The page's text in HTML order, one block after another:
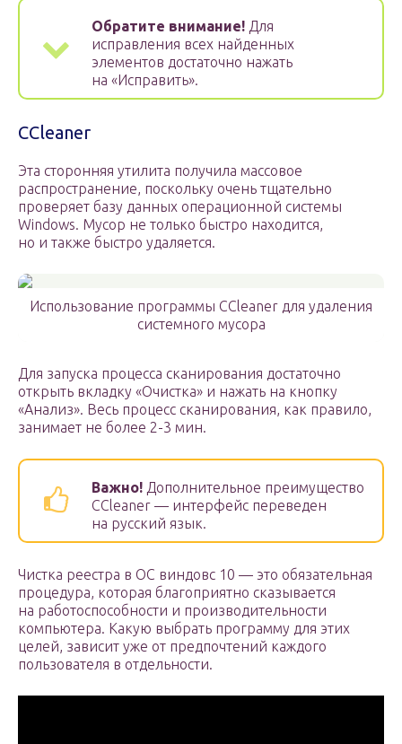
Обратите внимание! Для
исправления всех найденных
элементов достаточно нажать
на «Исправить».
ССleaner
Эта сторонняя утилита получила массовое
распространение, поскольку очень тщательно
проверяет базу данных операционной системы
Windows. Мусор не только быстро находится,
но и также быстро удаляется.
Использование программы CCleaner для удаления
системного мусора
Для запуска процесса сканирования достаточно
открыть вкладку «Очистка» и нажать на кнопку
«Анализ». Весь процесс сканирования, как правило,
занимает не более 2-3 мин.
Важно! Дополнительное преимущество
ССleaner — интерфейс переведен
на русский язык.
Чистка реестра в ОС виндовс 10 — это обязательная
процедура, которая благоприятно сказывается
на работоспособности и производительности
компьютера. Какую выбрать программу для этих
целей, зависит уже от предпочтений каждого
пользователя в отдельности.